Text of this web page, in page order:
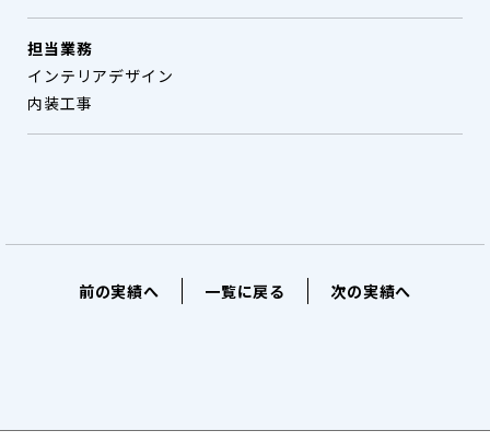
担当業務
インテリアデザイン
内装工事
前の実績へ 一覧に戻る 次の実績へ